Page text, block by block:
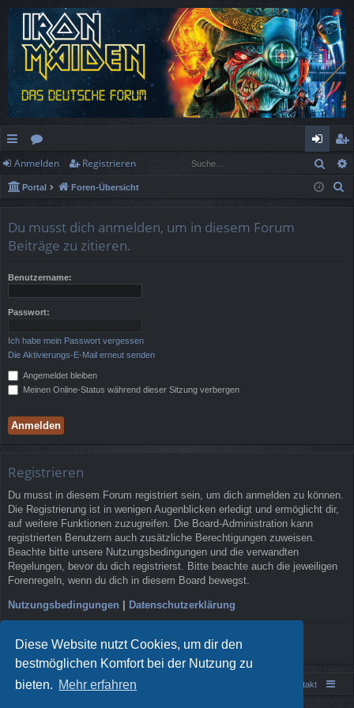
Diese Website nutzt Cookies, um dir den
bestmöglichen Komfort bei der Nutzung zu
bieten. Mehr erfahren
ch
ne
ug
f
or
en
n
m
eg
ist
Anmelden Registrieren
Portal Foren-Übersicht
Du musst dich anmelden, um in diesem Forum
Beiträge zu zitieren.
Benutzername:
Passwort:
Ich habe mein Passwort vergessen
Die Aktivierungs-E-Mail erneut senden
Angemeldet bleiben
Meinen Online-Status während dieser Sitzung verbergen
Registrieren
Du musst in diesem Forum registriert sein, um dich anmelden zu können.
Die Registrierung ist in wenigen Augenblicken erledigt und ermöglicht dir,
auf weitere Funktionen zuzugreifen. Die Board-Administration kann
registrierten Benutzern auch zusätzliche Berechtigungen zuweisen.
Beachte bitte unsere Nutzungsbedingungen und die verwandten
Regelungen, bevor du dich registrierst. Bitte beachte auch die jeweiligen
Forenregeln, wenn du dich in diesem Board bewegst.
Nutzungsbedingungen | Datenschutzerklärung
Registrieren
Portal Foren-Übersicht Kontakt